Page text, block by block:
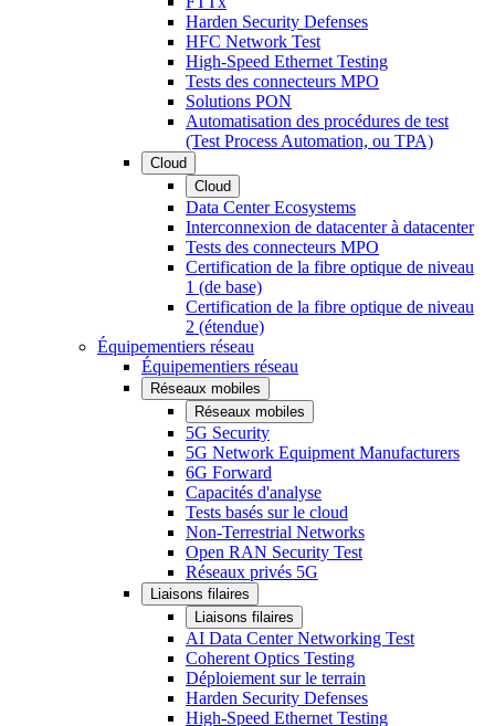
Harden Security Defenses
HFC Network Test
High-Speed Ethernet Testing
Tests des connecteurs MPO
Solutions PON
Automatisation des procédures de test
(Test Process Automation, ou TPA)
Cloud
Cloud
Data Center Ecosystems
Interconnexion de datacenter à datacenter
Tests des connecteurs MPO
Certification de la fibre optique de niveau
1 (de base)
Certification de la fibre optique de niveau
2 (étendue)
Équipementiers réseau
Équipementiers réseau
Réseaux mobiles
Réseaux mobiles
5G Security
5G Network Equipment Manufacturers
6G Forward
Capacités d'analyse
Tests basés sur le cloud
Non-Terrestrial Networks
Open RAN Security Test
Réseaux privés 5G
Liaisons filaires
Liaisons filaires
AI Data Center Networking Test
Coherent Optics Testing
Déploiement sur le terrain
Harden Security Defenses
High-Speed Ethernet Testing